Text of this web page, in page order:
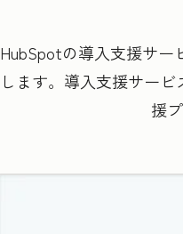
HubSpotの導入支援サー
します。導入支援サー
援